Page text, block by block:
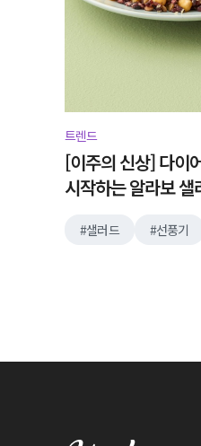
트렌드
[이주의 신상] 다이
시작하는 알라보 샐
샐러드 선풍기